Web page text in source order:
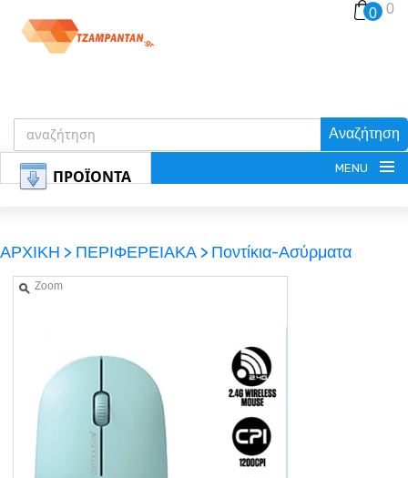
Αναζήτηση
0 0
ΠΡΟΪΟΝΤΑ MENU
ΚΑΛΑΘΙ-ΑΓΟΡΩΝ
ΑΡΧΙΚΗ
ΑΡΧΙΚΗ > ΠΕΡΙΦΕΡΕΙΑΚΑ > Ποντίκια-Ασύρματα
Zoom